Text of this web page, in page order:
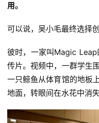
用。
可以说，吴小毛最终选择
彼时，一家叫Magic Leap
传片。视频中，一群学生
一只鲸鱼从体育馆的地板
地面，转眼间在水花中消失